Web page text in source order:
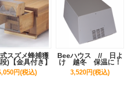
スズメ蜂捕獲
)【金具付き】
円(税込)
Beeハウス // 日よ
け 越冬 保温に！
3,520円(税込)